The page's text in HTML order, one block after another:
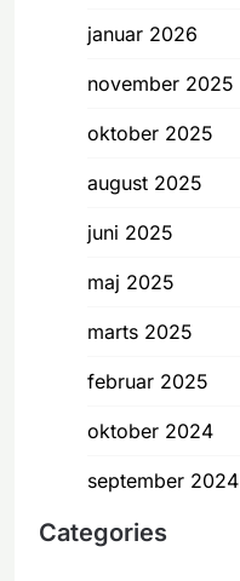
januar 2026
november 2025
oktober 2025
august 2025
juni 2025
maj 2025
marts 2025
februar 2025
oktober 2024
september 2024
Categories